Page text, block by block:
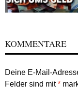
KOMMENTARE
Deine E-Mail-
Felder sind mit*